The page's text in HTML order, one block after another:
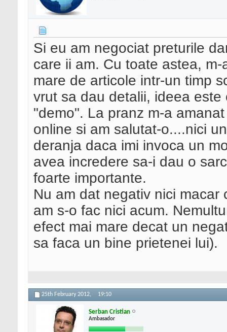
Si eu am negociat preturile
care ii am. Cu toate astea,
mare de articole intr-un timp
vrut sa dau detalii, ideea
"demo". La pranz m-a
online si am salutat-o....nici
deranja daca imi invoca un
avea incredere sa-i dau o
foarte importante.
Nu am dat negativ nici macar
am s-o fac nici acum.
efect mai mare decat un
sa faca un bine prietenei lui).
25th February 2012, 19:10
Serban Cristian
Ambasador